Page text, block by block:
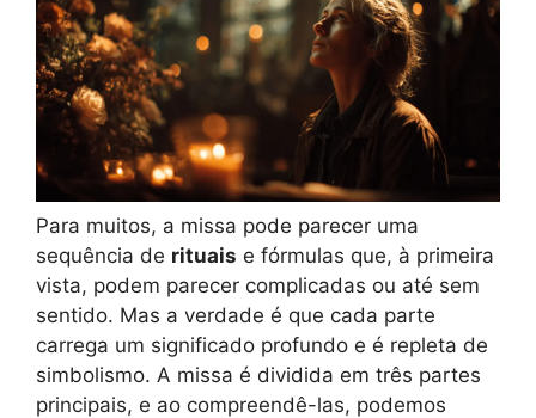
Para muitos, a missa pode parecer uma
sequência de rituais e fórmulas que, à primeira
vista, podem parecer complicadas ou até sem
sentido. Mas a verdade é que cada parte
carrega um significado profundo e é repleta de
simbolismo. A missa é dividida em três partes
principais, e ao compreendê-las, podemos